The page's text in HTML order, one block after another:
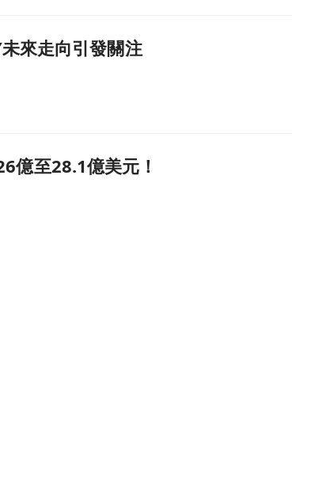
來走向引發關注
至28.1億美元！